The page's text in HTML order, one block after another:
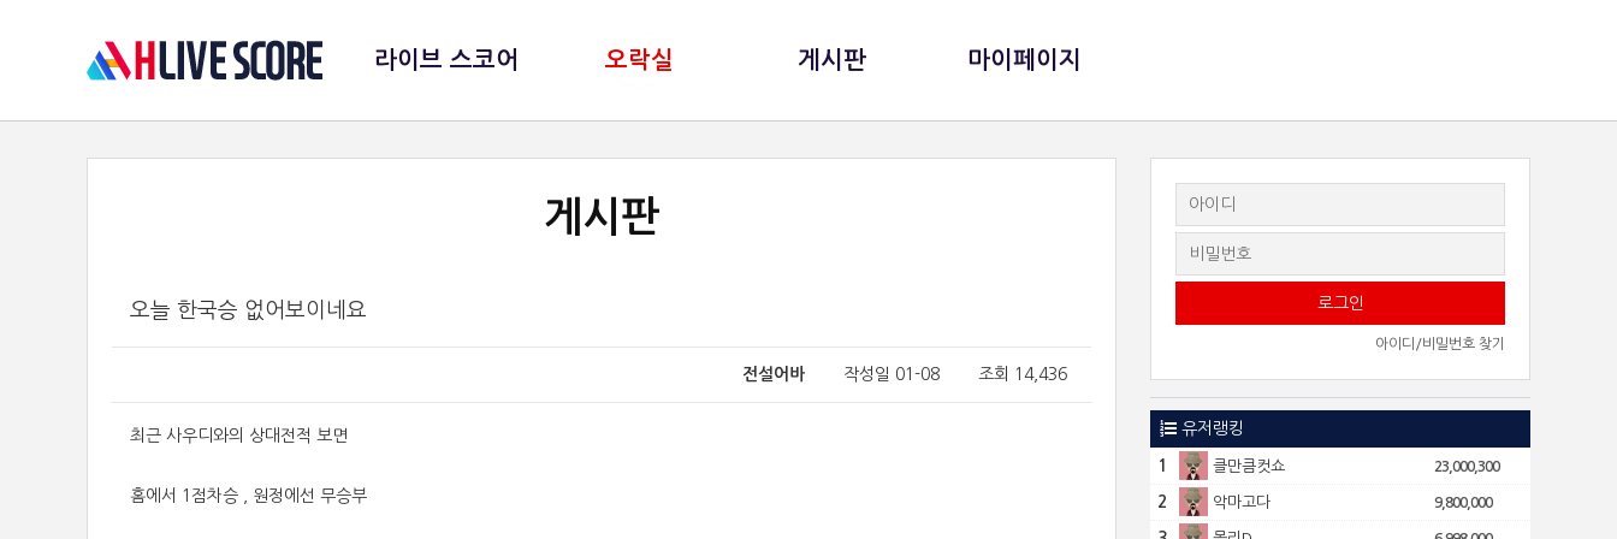
라이브 스코어 오락실 게시판 마이페이지
아이디/비밀번호 찾기
유저랭킹
1 클만큼컷쇼 23,000,300
2 악마고다 9,800,000
게시판
오늘 한국승 없어보이네요
전설어바 작성일 01-08 조회 14,436
최근 사우디와의 상대전적 보면
홈에서 1점차승 , 원정에선 무승부